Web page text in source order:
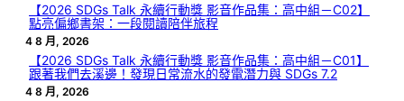
【2026 SDGs Talk 永續行動獎 影音作品集：高中組－C02】
點亮偏鄉書架：一段閱讀陪伴旅程
4 8 月, 2026
【2026 SDGs Talk 永續行動獎 影音作品集：高中組－C01】
跟著我們去溪邊！發現日常流水的發電潛力與 SDGs 7.2
4 8 月, 2026